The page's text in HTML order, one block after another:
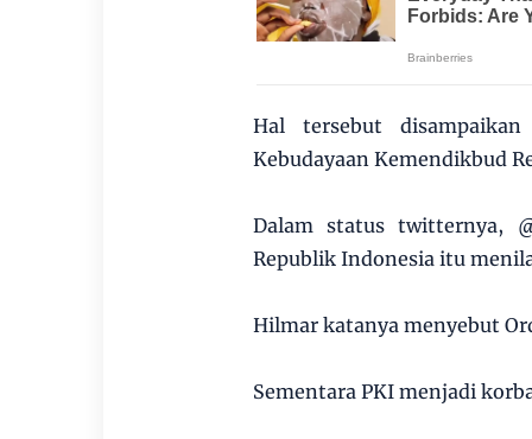
Hal tersebut
Kebudayaan Kemendikbud
Dalam status twitternya,
Republik Indonesia itu
Hilmar katanya menyebut
Sementara PKI menjadi